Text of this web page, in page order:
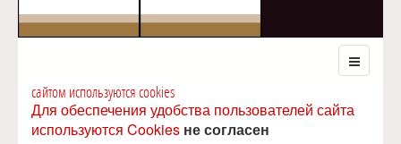
сайтом используются cookies
Для обеспечения удобства пользователей сайта
используются Cookies не согласен